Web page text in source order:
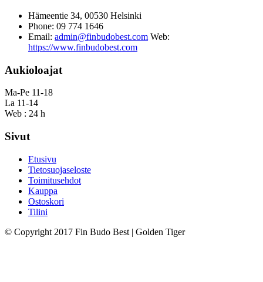
Hämeentie 34, 00530 Helsinki
Phone: 09 774 1646
Email: admin@finbudobest.com Web:
https://www.finbudobest.com
Aukioloajat
Ma-Pe 11-18
La 11-14
Web : 24 h
Sivut
Etusivu
Tietosuojaseloste
Toimitusehdot
Kauppa
Ostoskori
Tilini
© Copyright 2017 Fin Budo Best | Golden Tiger